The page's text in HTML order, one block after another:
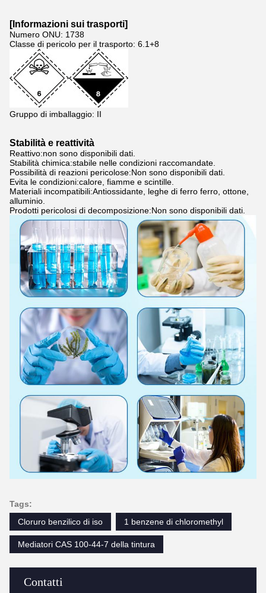
Contatti
[Informazioni sui trasporti]
Numero ONU: 1738
Classe di pericolo per il trasporto: 6.1+8
Gruppo di imballaggio: II
Stabilità e reattività
Reattivo:non sono disponibili dati.
Stabilità chimica:stabile nelle condizioni raccomandate.
Possibilità di reazioni pericolose:Non sono disponibili dati.
Evita le condizioni:calore, fiamme e scintille.
Materiali incompatibili:Antiossidante, leghe di ferro ferro, ottone,
alluminio.
Prodotti pericolosi di decomposizione:Non sono disponibili dati.
Tags:
Cloruro benzilico di iso
1 benzene di chloromethyl
Mediatori CAS 100-44-7 della tintura